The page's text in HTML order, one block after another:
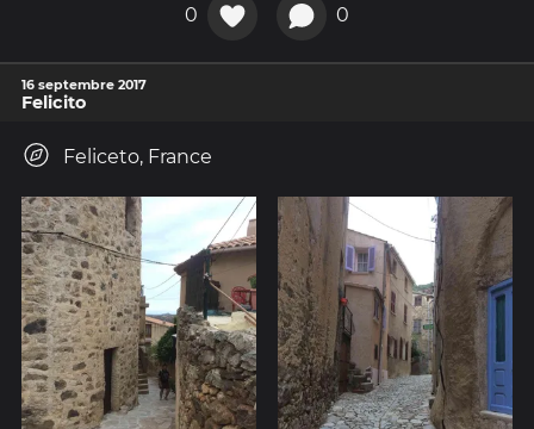
0 0
16 septembre 2017
Felicito
Feliceto, France